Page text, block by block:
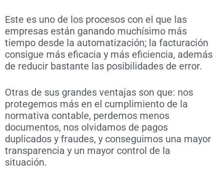
Este es uno de los procesos con el que las
empresas están ganando muchísimo más
tiempo desde la automatización; la facturación
consigue más eficacia y más eficiencia, además
de reducir bastante las posibilidades de error.
Otras de sus grandes ventajas son que: nos
protegemos más en el cumplimiento de la
normativa contable, perdemos menos
documentos, nos olvidamos de pagos
duplicados y fraudes, y conseguimos una mayor
transparencia y un mayor control de la
situación.